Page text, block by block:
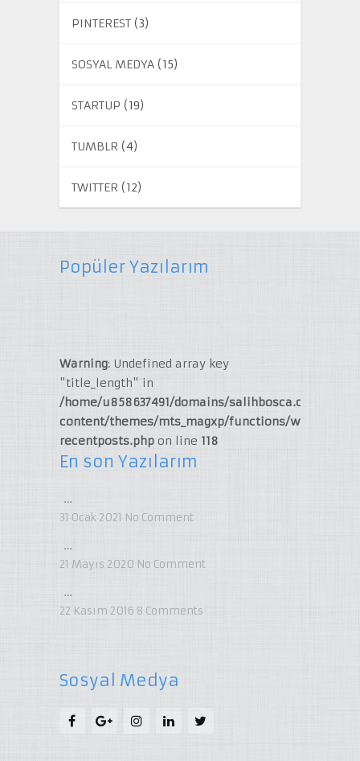
PINTEREST(3)
SOSYAL MEDYA(15)
STARTUP (19)
TUMBLR (4)
TWITTER (12)
Popüler Yazılarım
Warning: Undefined array key
"title_length" in
/home/u858637491/domains/salihbosca.com/
content/themes/mts_magxp/functions/widget-
recentposts.phpon line 118
En son Yazılarım
…
31 Ocak 2021 No Comment
…
21 Mayıs 2020 No Comment
…
22 Kasım 2016 8 Comments
Sosyal Medya